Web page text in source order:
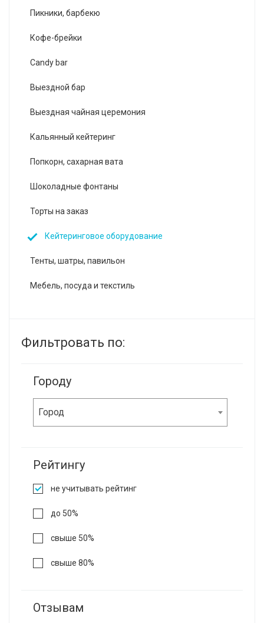
Пикники, барбекю
Кофе-брейки
Candy bar
Выездной бар
Выездная чайная церемония
Кальянный кейтеринг
Попкорн, сахарная вата
Шоколадные фонтаны
Торты на заказ
Кейтеринговое оборудование
Тенты, шатры, павильон
Мебель, посуда и текстиль
Фильтровать по:
Городу
Город
Рейтингу
не учитывать рейтинг
до 50%
свыше 50%
свыше 80%
Отзывам